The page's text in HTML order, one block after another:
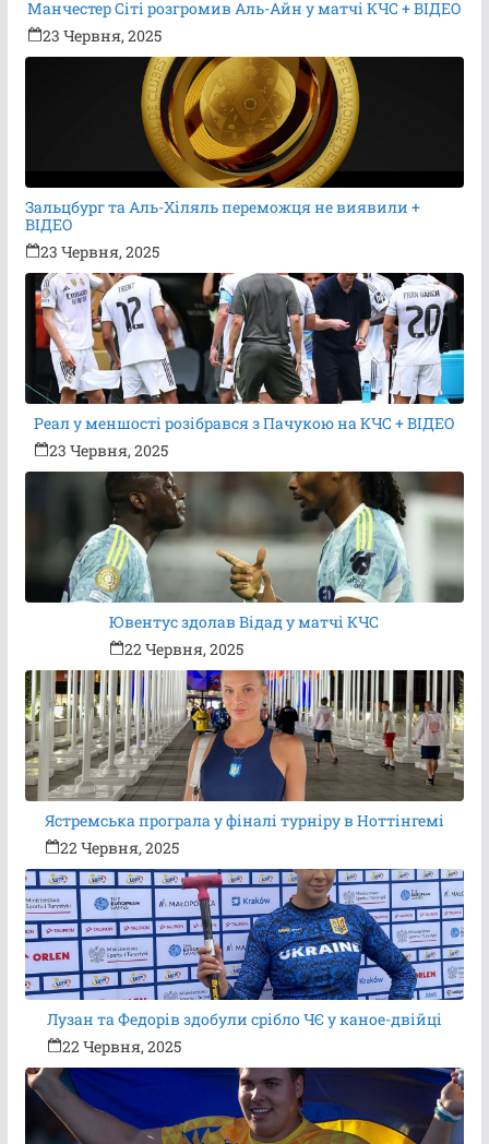
Манчестер Сіті розгромив Аль-Айн у матчі КЧС + ВІДЕО
23 Червня, 2025
Зальцбург та Аль-Хіляль переможця не виявили +
ВІДЕО
23 Червня, 2025
Реал у меншості розібрався з Пачукою на КЧС + ВІДЕО
23 Червня, 2025
Ювентус здолав Відад у матчі КЧС
22 Червня, 2025
Ястремська програла у фіналі турніру в Ноттінгемі
22 Червня, 2025
Лузан та Федорів здобули срібло ЧЄ у каное-двійці
22 Червня, 2025